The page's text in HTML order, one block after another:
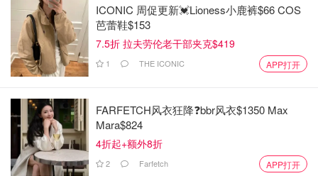
ICONIC 周促更新💓Lioness小鹿裤$66 COS
芭蕾鞋$153
7.5折 拉夫劳伦老干部夹克$419
1 THE ICONIC APP打开
FARFETCH风衣狂降❓bbr风衣$1350 Max
Mara$824
4折起+额外8折
2 Farfetch APP打开